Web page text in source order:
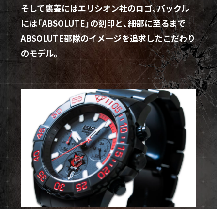
そして裏蓋にはエリシオン社のロゴ、バックル
には「ABSOLUTE」の刻印と、細部に至るまで
ABSOLUTE部隊のイメージを追求したこだわり
のモデル。